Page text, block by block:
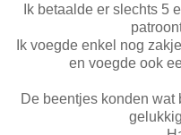
Ik betaalde er slechts 5
Ik voegde enkel nog
en voegde ook
De beentjes konden wat